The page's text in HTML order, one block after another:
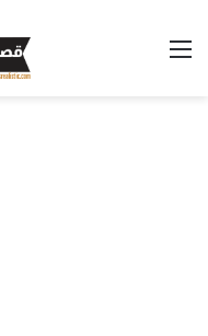
القائمة